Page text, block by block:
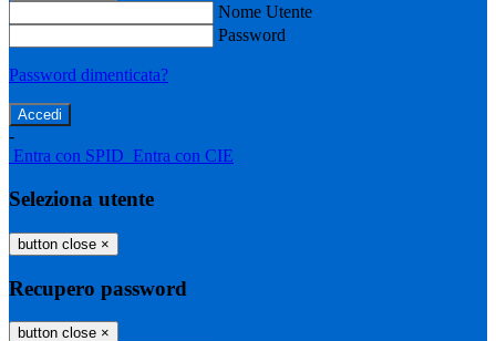
Nome Utente
Password
Password dimenticata?
-
Entra con SPID Entra con CIE
Seleziona utente
button close ×
Recupero password
button close ×